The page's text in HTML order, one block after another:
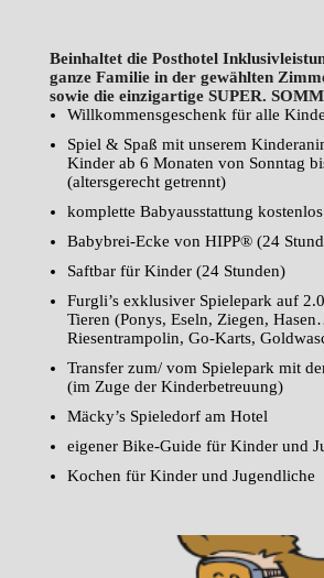
Beinhaltet die Posthotel
ganze Familie in der gewählten
sowie die einzigartige SUPER.
Willkommensgeschenk für alle
Spiel & Spaß mit unserem
Kinder ab 6 Monaten von Sonntag
(altersgerecht getrennt)
komplette Babyausstattung kostenlos
Babybrei-Ecke von HIPP® (24
Saftbar für Kinder (24 Stunden)
Furgli’s exklusiver Spielepark auf
Tieren (Ponys, Eseln, Ziegen,
Riesentrampolin, Go-Karts,
Transfer zum/ vom Spielepark mit
(im Zuge der Kinderbetreuung)
Mäcky’s Spieledorf am Hotel
eigener Bike-Guide für Kinder und
Kochen für Kinder und Jugendliche